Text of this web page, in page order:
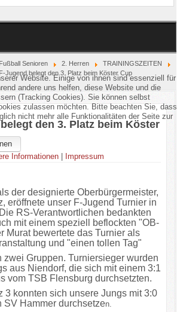
Fußball Senioren 2. Herren
TRAININGSZEITEN
F-Jugend belegt den 3. Platz beim Köster Cup
den 3. Platz beim Köster
der designierte Oberbürgermeister,
eröffnete unser F-Jugend Turnier in
RS-Verantwortlichen bedankten
mit einem speziell beflockten "OB-
Murat bewertete das Turnier als
und "einen tollen Tag"
zwei Gruppen. Turniersieger wurden
aus Niendorf, die sich mit einem 3:1
vom TSB Flensburg durchsetzten.
3 konnten sich unsere Jungs mit 3:0
SV Hammer durchsetzen.
Website. Einige von ihnen sind essenziell für
andere uns helfen, diese Website und die
(Tracking Cookies). Sie können selbst
zulassen möchten. Bitte beachten Sie, dass
nicht mehr alle Funktionalitäten der Seite zur
Informationen| Impressum